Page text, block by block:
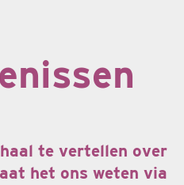
te vertellen over
het ons weten via